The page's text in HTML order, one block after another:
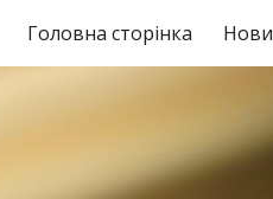
main content
Головна сторінка